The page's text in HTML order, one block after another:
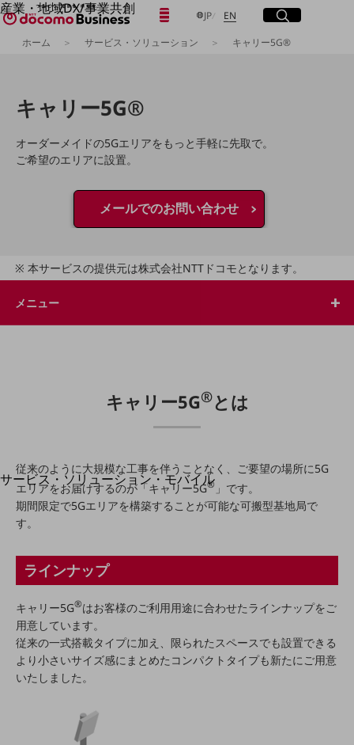
キャリー5G®
オーダーメイドの5Gエリアをもっと手軽に先取で。
ご希望のエリアに設置。
メールでのお問い合わせ
本サービスの提供元は株式会社NTTドコモとなります。
メニュー
産業・地域DX/事業共創
OPEN HUB for Plural Futures
自律・分散・協調型社会の実現を目指し、
イベント/ウェビナー
記事コンテンツ
事例
Smart World
企業と地域が持続成長する社会を目指します
Smart Education
Smart Mobility
Smart Worksite
生成AI(Generative AI)
サービス・ソリューション・モバイル
サービス・ソリューションTOP
DXに関する課題を解決する
カテゴリーで探す
カテゴリーで探すTOP
ネットワーク・モバイル
クラウド・データセンター
電話・映像コミュニケーション
セキュリティ
JP日本語
ENEnglishサイト内検索
開く
メニュー
開く
フリーワードでNTTドコモビジネスの
ホーム サービス・ソリューション キャリー5G®
キャリー5G®とは
従来のように大規模な工事を伴うことなく、ご要望の場所に5G
エリアをお届けするのが「キャリー5G® 」です。
期間限定で5Gエリアを構築することが可能な可搬型基地局で
す。
ラインナップ
キャリー5G®はお客様のご利用用途に合わせたラインナップをご
用意しています。
従来の一式搭載タイプに加え、限られたスペースでも設置できる
より小さいサイズ感にまとめたコンパクトタイプも新たにご用意
いたしました。